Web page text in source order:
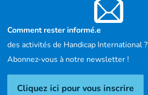
Comment rester informé.e
des activités de Handicap International ?
Abonnez-vous à notre newsletter !
Cliquez ici pour vous inscrire